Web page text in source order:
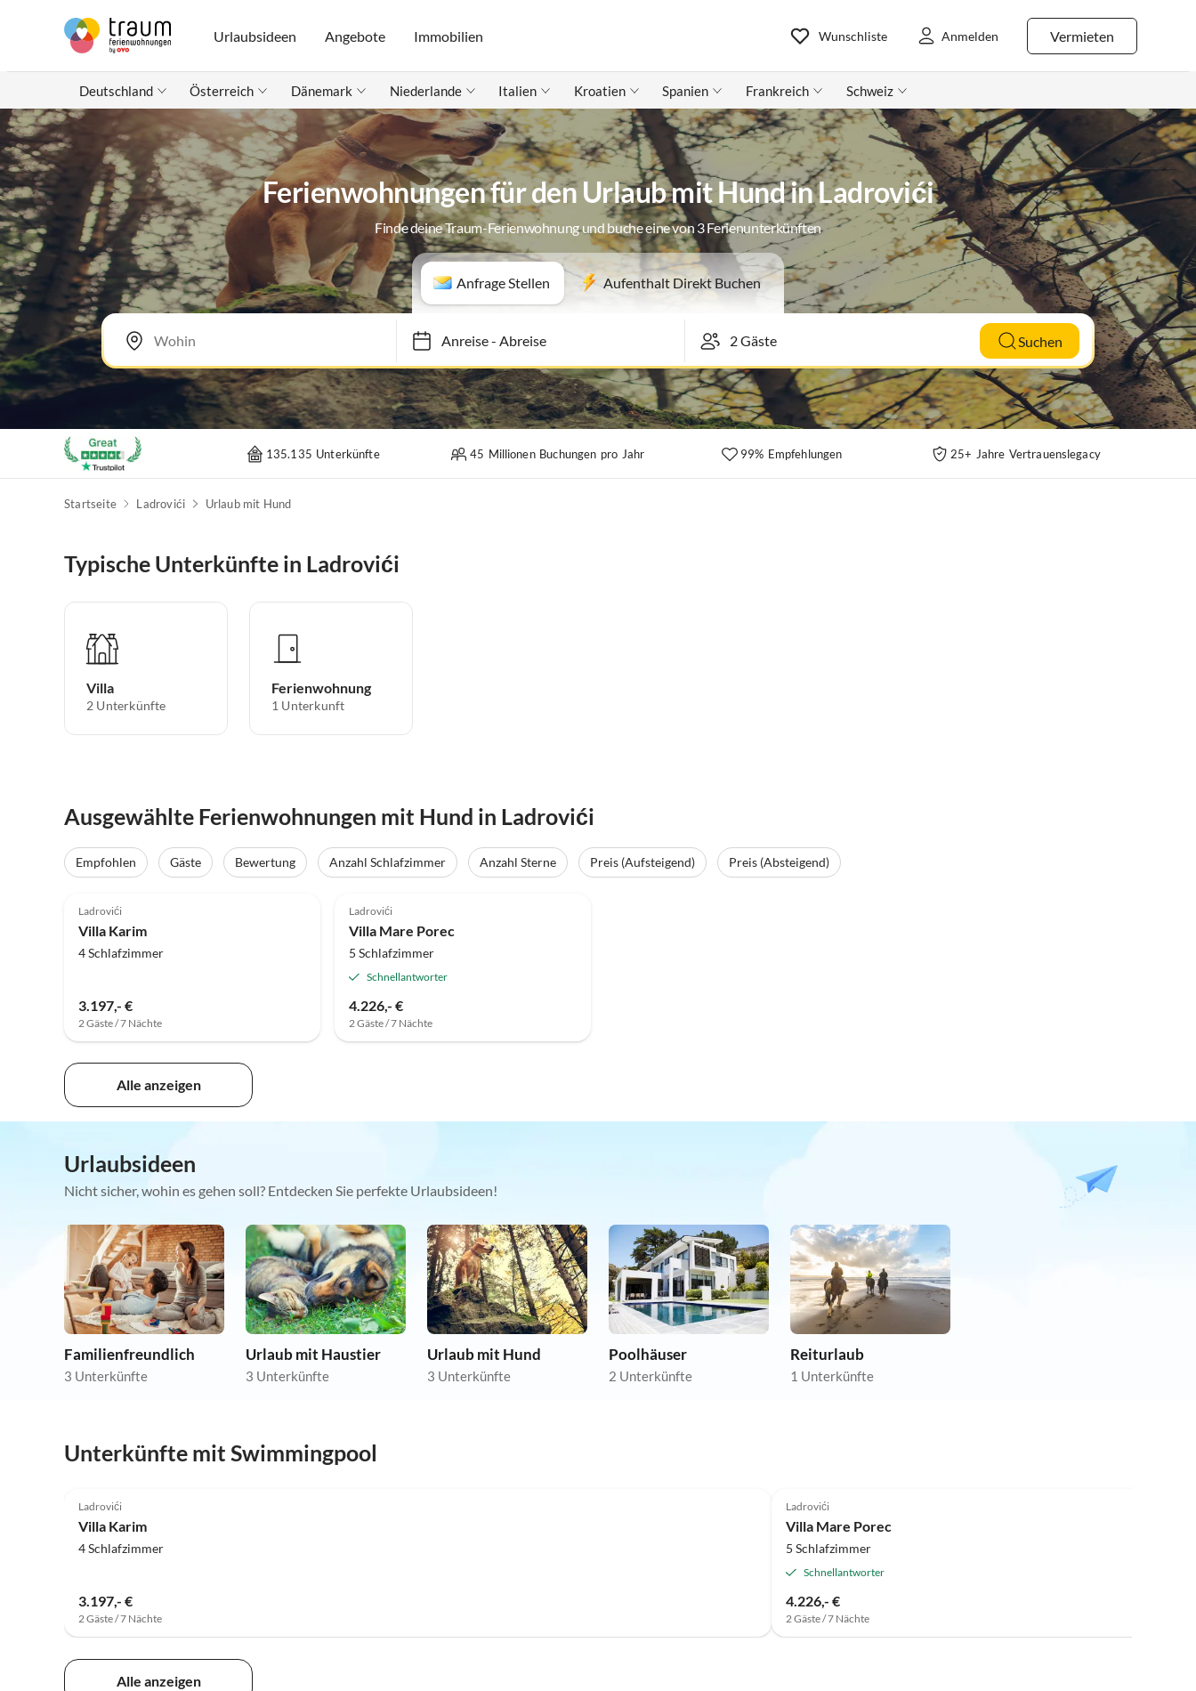
Urlaubsideen Angebote Immobilien Vermieten
Wunschliste Anmelden
Deutschland Österreich Dänemark Niederlande Italien Kroatien Spanien Frankreich Schweiz
Ferienwohnungen für den Urlaub mit Hund in Ladrovići
Finde deine Traum-Ferienwohnung und buche eine von 3 Ferienunterkünften
Anfrage Stellen Aufenthalt Direkt Buchen
Anreise-Abreise Suchen
135.135 Unterkünfte 45 Millionen Buchungen pro Jahr 99% Empfehlungen 25+ Jahre Vertrauenslegacy
Startseite Ladrovići Urlaub mit Hund
Typische Unterkünfte in Ladrovići
Villa
2 Unterkünfte
Ferienwohnung
1 Unterkunft
Ausgewählte Ferienwohnungen mit Hund in Ladrovići
Empfohlen Gäste Bewertung Anzahl Schlafzimmer Anzahl Sterne Preis (Aufsteigend) Preis (Absteigend)
Ladrovići
Villa Karim
4 Schlafzimmer
3.197,- €
2 Gäste / 7 Nächte
Ladrovići
Villa Mare Porec
5 Schlafzimmer
Schnellantworter
4.226,- €
2 Gäste / 7 Nächte
Alle anzeigen
Urlaubsideen
Nicht sicher, wohin es gehen soll? Entdecken Sie perfekte Urlaubsideen!
Familienfreundlich
3 Unterkünfte
Urlaub mit Haustier
3 Unterkünfte
Urlaub mit Hund
3 Unterkünfte
Poolhäuser
2 Unterkünfte
Reiturlaub
1 Unterkünfte
Unterkünfte mit Swimmingpool
Ladrovići
Villa Karim
4 Schlafzimmer
3.197,- €
2 Gäste / 7 Nächte
Ladrovići
Villa Mare Porec
5 Schlafzimmer
Schnellantworter
4.226,- €
2 Gäste / 7 Nächte
Alle anzeigen